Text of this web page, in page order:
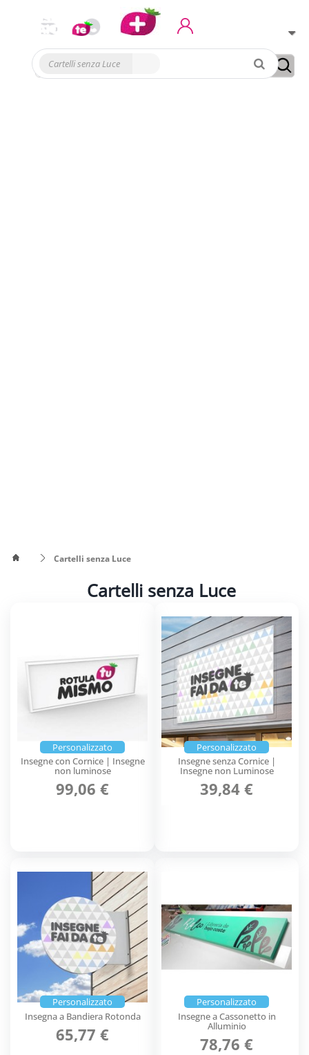
Cartelli senza Luce
Cartelli senza Luce
Personalizzato
Insegne con Cornice | Insegne
non luminose
99,06 €
Personalizzato
Insegne senza Cornice |
Insegne non Luminose
39,84 €
Personalizzato
Insegna a Bandiera Rotonda
65,77 €
Personalizzato
Insegne a Cassonetto in
Alluminio
78,76 €